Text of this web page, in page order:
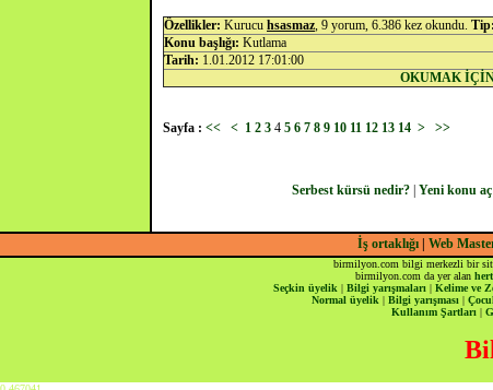
Özellikler: Kurucu hsasmaz, 9 yorum, 6.386 kez okundu. Tip:
Konu başlığı: Kutlama
Tarih: 1.01.2012 17:01:00
OKUMAK
Sayfa : << < 1 2 3 4 5 6 7 8 9 10 11 12 13 14 > >>
Serbest kürsü nedir?| Yeni konu aç|
İş ortaklığı| Web
birmilyon.com bilgi merkezli bir
birmilyon.com da yer alan
Seçkin üyelik | Bilgi yarışmaları| Kelime ve
Normal üyelik | Bilgi yarışması |
Kullanım Şartları |